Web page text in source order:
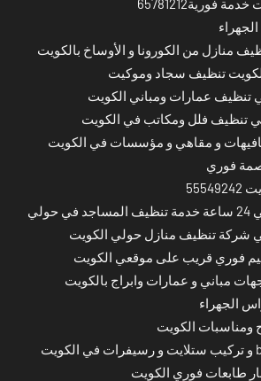
فورية65781212
منازل من الكورونا و الأوساخ بالكويت
تنظيف سجاد وموكيت
تنظيف عمارات ومباني الكويت
تنظيف فلل ومكاتب في الكويت
و مقاهي و مؤسسات في الكويت
فوري
شركة تنظيف منازل حولي الكويت
فوري قريب على موقعي الكويت
مباني و عمارات وابراج بالكويت
الجهراء
ومناسبات الكويت
طابعات فوري الكويت